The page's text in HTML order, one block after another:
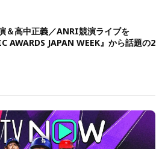
＆高中正義／ANRI競演ライブを
AWARDS JAPAN WEEK』から話題の2